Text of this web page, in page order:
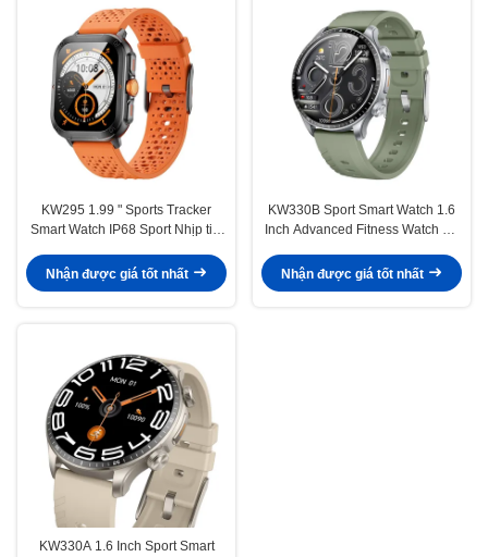
KW295 1.99 " Sports Tracker
Smart Watch IP68 Sport Nhịp tim
Nhận được giá tốt nhất
KW330B Sport Smart Watch 1.6
Inch Advanced Fitness Watch Để
Nhận được giá tốt nhất
KW330A 1.6 Inch Sport Smart